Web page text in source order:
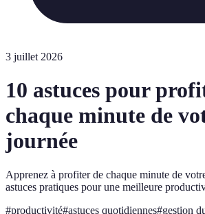
3 juillet 2026
10 astuces pour
chaque minute de
journée
Apprenez à profiter de chaque minute de
astuces pratiques pour une meilleure
#productivité#astuces quotidiennes#gestion